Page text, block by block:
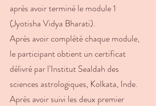
après avoir terminé le module 1
(Jyotisha Vidya Bharati).
Après avoir complété chaque module,
le participant obtient un certificat
délivré par l'Institut Sealdah des
sciences astrologiques, Kolkata, Inde.
Après avoir suivi les deux premier